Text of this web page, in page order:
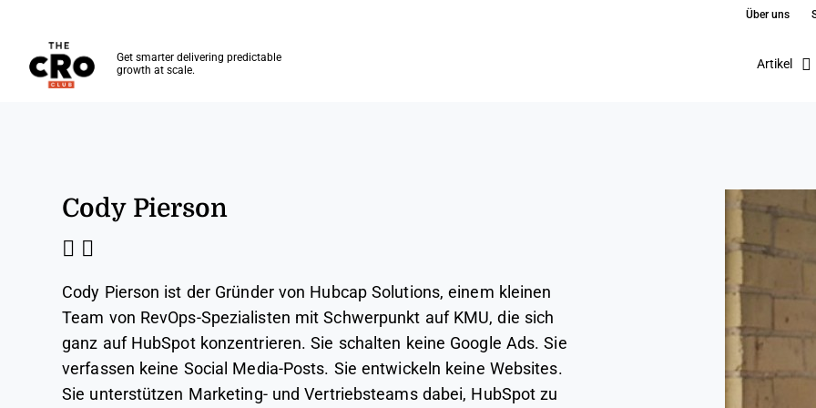
Über uns
Get smarter delivering predictable
growth at scale.
Artikel
Cody Pierson
Cody Pierson ist der Gründer von Hubcap Solutions, einem kleinen
Team von RevOps-Spezialisten mit Schwerpunkt auf KMU, die sich
ganz auf HubSpot konzentrieren. Sie schalten keine Google Ads. Sie
verfassen keine Social Media-Posts. Sie entwickeln keine Websites.
Sie unterstützen Marketing- und Vertriebsteams dabei, HubSpot zu